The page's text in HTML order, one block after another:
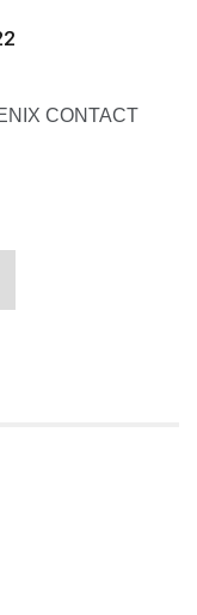
CONTACT